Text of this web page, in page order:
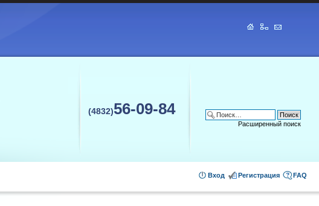
(4832)56-09-84
Расширенный поиск
FAQ
Регистрация
Вход